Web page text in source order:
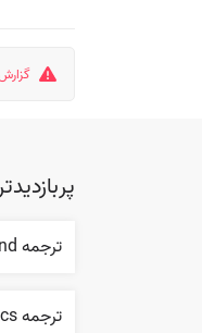
ترجمه Desmond
ترجمه immunodiagnostics